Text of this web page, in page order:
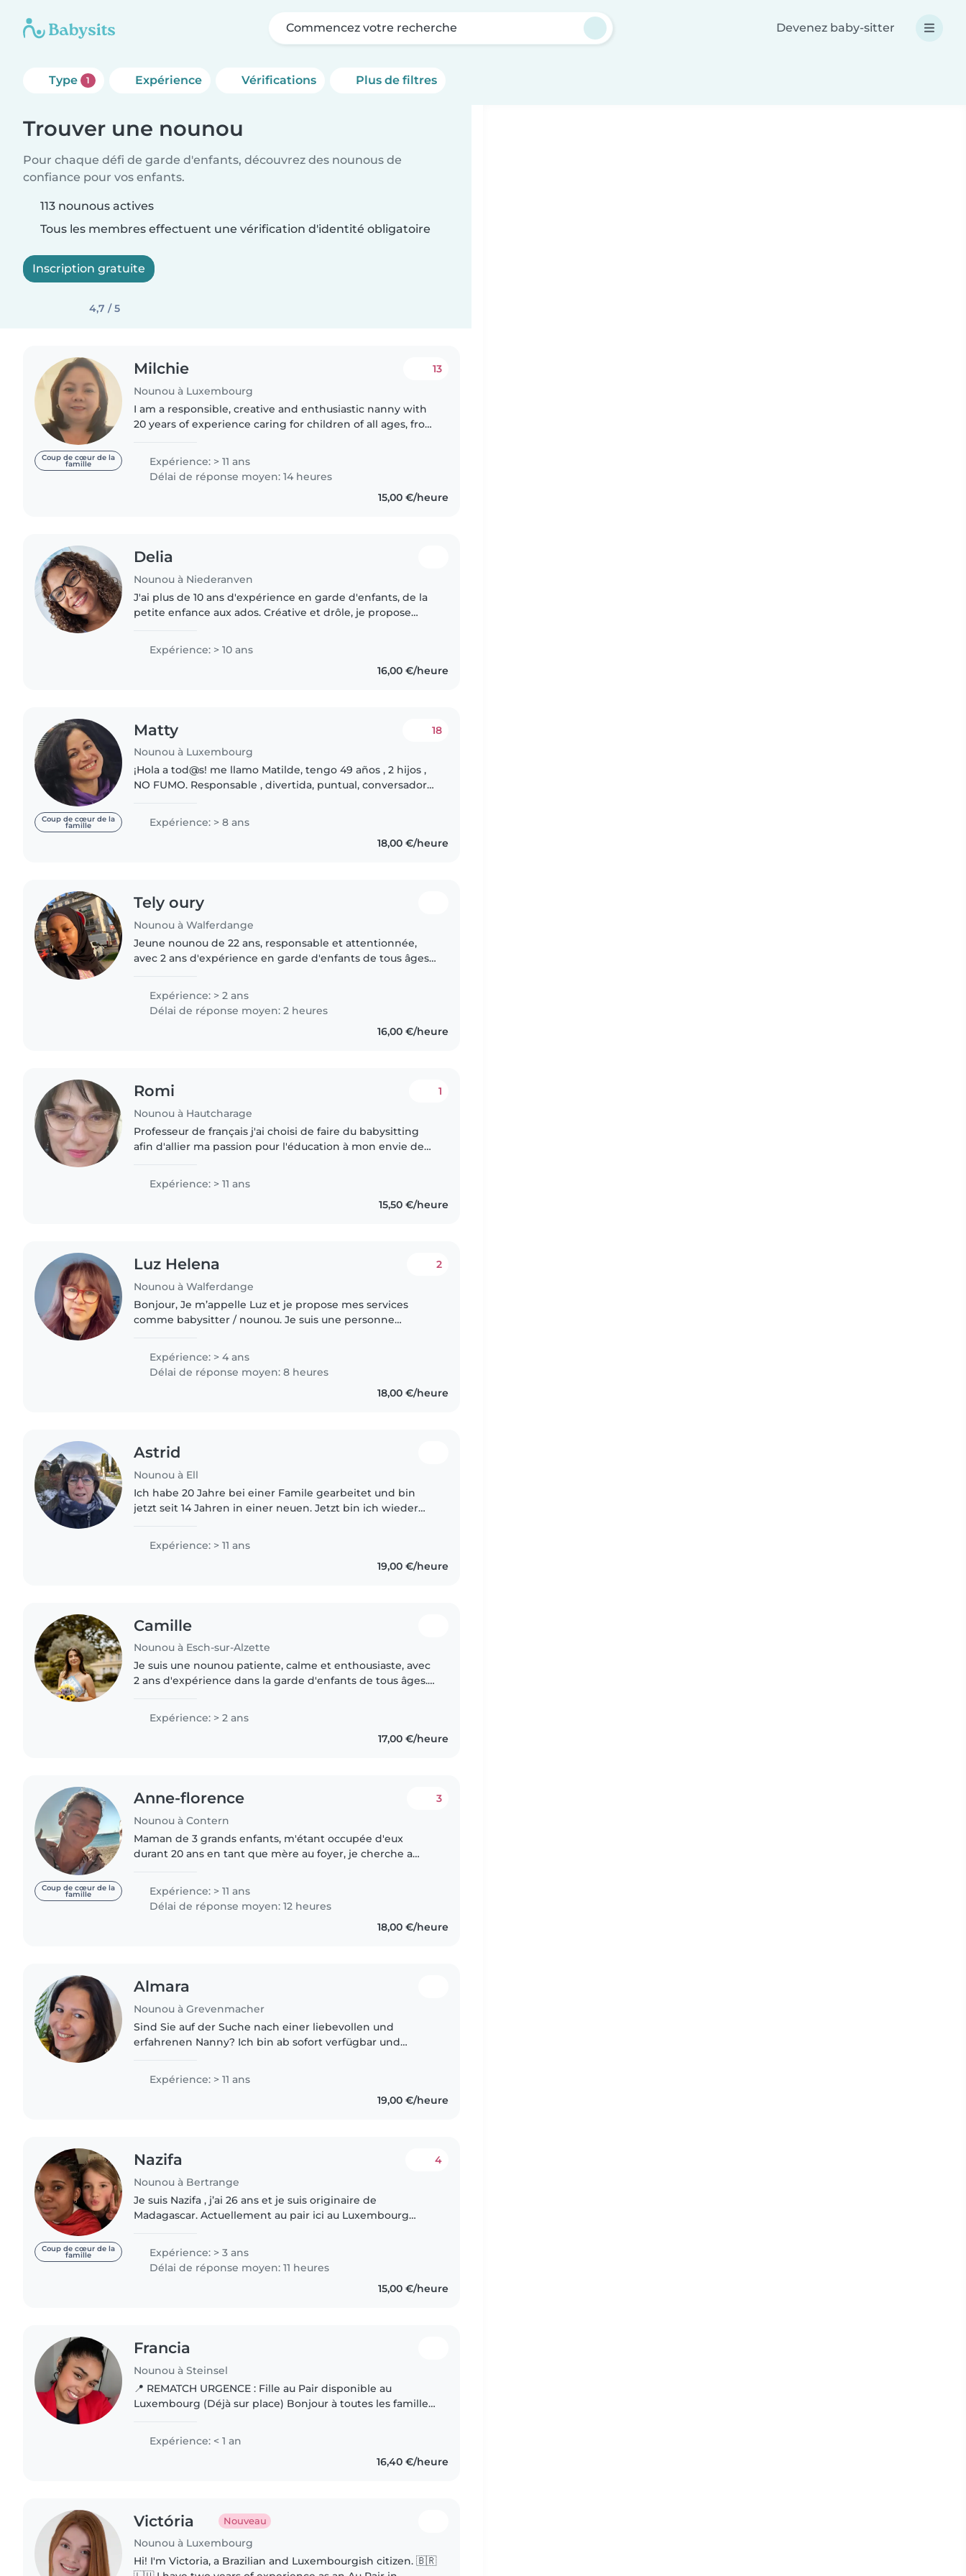
Commencez votre recherche Devenez baby-sitter
Type 1 Expérience Vérifications Plus de filtres
Trouver une nounou
Pour chaque défi de garde d'enfants, découvrez des nounous de
confiance pour vos enfants.
113 nounous actives
Tous les membres effectuent une vérification d'identité obligatoire
Inscription gratuite
4,7 / 5
Coup de cœur de la
famille
Milchie
Nounou à Luxembourg
13
I am a responsible, creative and enthusiastic nanny with
20 years of experience caring for children of all ages, from
through..
Expérience: > 11 ans
Délai de réponse moyen: 14 heures
15,00 €/heure
Delia
Nounou à Niederanven
J'ai plus de 10 ans d'expérience en garde d'enfants, de la
petite enfance aux ados. Créative et drôle, je propose
Expérience: > 10 ans
16,00 €/heure
Coup de cœur de la
famille
Matty
Nounou à Luxembourg
18
¡Hola a tod@s! me llamo Matilde, tengo 49 años , 2 hijos ,
NO FUMO. Responsable , divertida, puntual, conversadora
babysitting...
Expérience: > 8 ans
18,00 €/heure
Tely oury
Nounou à Walferdange
Jeune nounou de 22 ans, responsable et attentionnée,
avec 2 ans d'expérience en garde d'enfants de tous âges.
spéciaux, notamment..
Expérience: > 2 ans
Délai de réponse moyen: 2 heures
16,00 €/heure
Romi
Nounou à Hautcharage
1
Professeur de français j'ai choisi de faire du babysitting
afin d'allier ma passion pour l'éducation à mon envie de
Je possède..
Expérience: > 11 ans
15,50 €/heure
Luz Helena
Nounou à Walferdange
2
Bonjour, Je m’appelle Luz et je propose mes services
comme babysitter / nounou. Je suis une personne
dans la garde d’enfants..
Expérience: > 4 ans
Délai de réponse moyen: 8 heures
18,00 €/heure
Astrid
Nounou à Ell
Ich habe 20 Jahre bei einer Famile gearbeitet und bin
jetzt seit 14 Jahren in einer neuen. Jetzt bin ich wieder
Expérience: > 11 ans
19,00 €/heure
Camille
Nounou à Esch-sur-Alzette
Je suis une nounou patiente, calme et enthousiaste, avec
2 ans d'expérience dans la garde d'enfants de tous âges.
Expérience: > 2 ans
17,00 €/heure
Coup de cœur de la
famille
Anne-florence
Nounou à Contern
3
Maman de 3 grands enfants, m'étant occupée d'eux
durant 20 ans en tant que mère au foyer, je cherche a
rôle que j'ai beaucoup..
Expérience: > 11 ans
Délai de réponse moyen: 12 heures
18,00 €/heure
Almara
Nounou à Grevenmacher
Sind Sie auf der Suche nach einer liebevollen und
erfahrenen Nanny? Ich bin ab sofort verfügbar und
Arbeit mit Kindern ist..
Expérience: > 11 ans
19,00 €/heure
Coup de cœur de la
famille
Nazifa
Nounou à Bertrange
4
Je suis Nazifa , j’ai 26 ans et je suis originaire de
Madagascar. Actuellement au pair ici au Luxembourg
avec les enfants..
Expérience: > 3 ans
Délai de réponse moyen: 11 heures
15,00 €/heure
Francia
Nounou à Steinsel
📍 REMATCH URGENCE : Fille au Pair disponible au
Luxembourg (Déjà sur place) Bonjour à toutes les familles
Expérience: < 1 an
16,40 €/heure
Victória Nouveau
Nounou à Luxembourg
Hi! I'm Victoria, a Brazilian and Luxembourgish citizen. 🇧🇷